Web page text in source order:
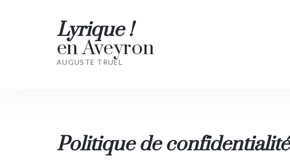
lyriqueenaveyron
Lyrique !
en Aveyron
AUGUSTE TRUEL
Politique de confidentialité